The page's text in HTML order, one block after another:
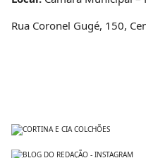
Rua Coronel Gugé, 150,